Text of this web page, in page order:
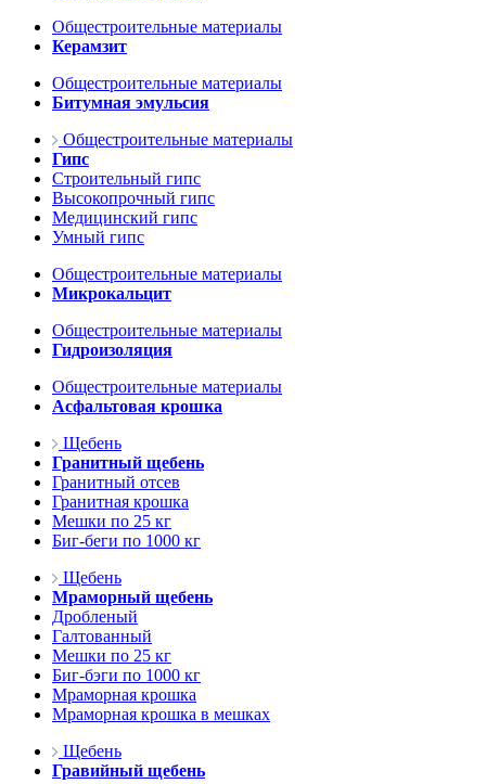
Общестроительные материалы
Керамзит
Общестроительные материалы
Битумная эмульсия
Общестроительные материалы
Гипс
Строительный гипс
Высокопрочный гипс
Медицинский гипс
Умный гипс
Общестроительные материалы
Микрокальцит
Общестроительные материалы
Гидроизоляция
Общестроительные материалы
Асфальтовая крошка
Щебень
Гранитный щебень
Гранитный отсев
Гранитная крошка
Мешки по 25 кг
Биг-беги по 1000 кг
Щебень
Мраморный щебень
Дробленый
Галтованный
Мешки по 25 кг
Биг-бэги по 1000 кг
Мраморная крошка
Мраморная крошка в мешках
Щебень
Гравийный щебень